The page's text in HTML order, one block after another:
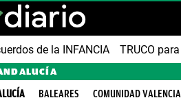
de la INFANCIA TRUCO
BALEARES COMUNIDAD